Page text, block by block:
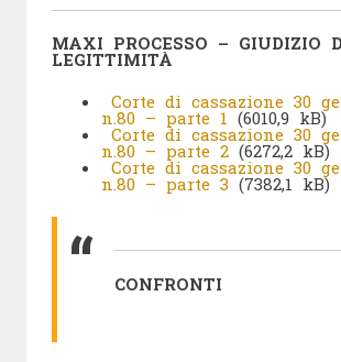
MAXI PROCESSO – GIUDIZIO
LEGITTIMITÀ
Corte di cassazione 30
n.80 – parte 1 (6010,9 kB)
Corte di cassazione 30
n.80 – parte 2(6272,2 kB)
Corte di cassazione 30
n.80 – parte 3 (7382,1 kB)
CONFRONTI